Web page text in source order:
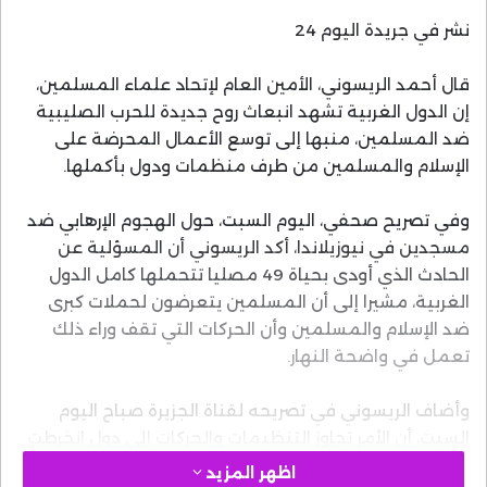
نشر في جريدة اليوم 24
قال أحمد الريسوني، الأمين العام لإتحاد علماء المسلمين،
إن الدول الغربية تشهد انبعاث روح جديدة للحرب الصليبية
ضد المسلمين، منبها إلى توسع الأعمال المحرضة على
الإسلام والمسلمين من طرف منظمات ودول بأكملها.
وفي تصريح صحفي، اليوم السبت، حول الهجوم الإرهابي ضد
مسجدين في نيوزيلاندا، أكد الريسوني أن المسؤلية عن
الحادث الذي أودى بحياة 49 مصليا تتحملها كامل الدول
الغربية، مشيرا إلى أن المسلمين يتعرضون لحملات كبرى
ضد الإسلام والمسلمين وأن الحركات التي تقف وراء ذلك
تعمل في واضحة النهار.
وأضاف الريسوني في تصريحه لقناة الجزيرة صباح اليوم
في التضييق على المسلمين، مشيرا إلى الخطوات الرسمية
اظهر المزيد